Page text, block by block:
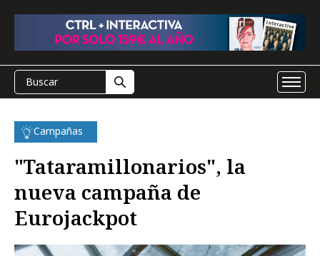
Campañas
"Tataramillonarios", la
nueva campaña de
Eurojackpot